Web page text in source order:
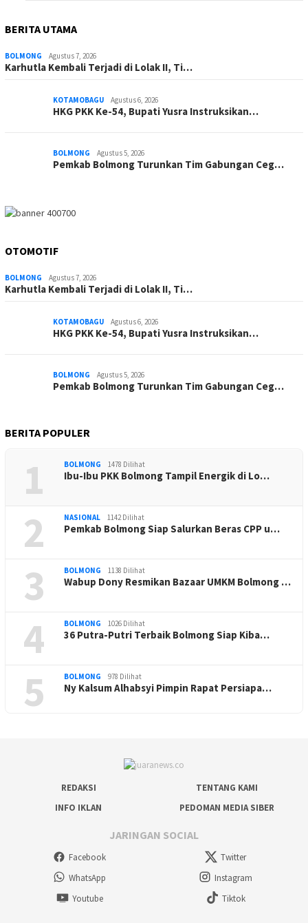
BERITA UTAMA
BOLMONG Agustus 7, 2026
Karhutla Kembali Terjadi di Lolak II, Ti…
KOTAMOBAGU Agustus 6, 2026
HKG PKK Ke-54, Bupati Yusra Instruksikan…
BOLMONG Agustus 5, 2026
Pemkab Bolmong Turunkan Tim Gabungan Ceg…
OTOMOTIF
BOLMONG Agustus 7, 2026
Karhutla Kembali Terjadi di Lolak II, Ti…
KOTAMOBAGU Agustus 6, 2026
HKG PKK Ke-54, Bupati Yusra Instruksikan…
BOLMONG Agustus 5, 2026
Pemkab Bolmong Turunkan Tim Gabungan Ceg…
BERITA POPULER
1 BOLMONG 1478 Dilihat
Ibu-Ibu PKK Bolmong Tampil Energik di Lo…
2 NASIONAL 1142 Dilihat
Pemkab Bolmong Siap Salurkan Beras CPP u…
3 BOLMONG 1138 Dilihat
Wabup Dony Resmikan Bazaar UMKM Bolmong …
4 BOLMONG 1026 Dilihat
36 Putra-Putri Terbaik Bolmong Siap Kiba…
5 BOLMONG 978 Dilihat
Ny Kalsum Alhabsyi Pimpin Rapat Persiapa…
REDAKSI
TENTANG KAMI
INFO IKLAN
PEDOMAN MEDIA SIBER
JARINGAN SOCIAL
Facebook
Twitter
WhatsApp
Instagram
Youtube
Tiktok